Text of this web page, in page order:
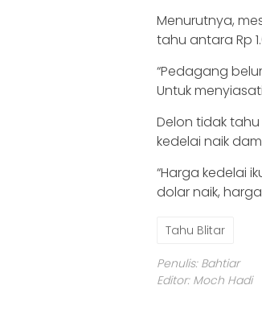
Menurutnya,
tahu antara Rp
“Pedagang
Untuk
Delon tidak
kedelai naik
“Harga kedelai
dolar naik,
Tahu Blitar
Penulis: Bahtiar
Editor: Moch Hadi